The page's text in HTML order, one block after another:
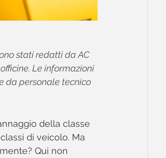
stati redatti da AC
Le informazioni
da personale tecnico
della classe
di veicolo. Ma
Qui non